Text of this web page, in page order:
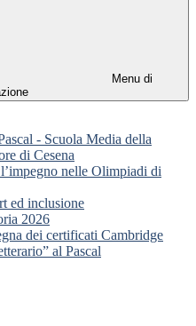
Menu di
- Scuola Media della
di Cesena
nelle Olimpiadi di
ed inclusione
2026
dei certificati Cambridge
al Pascal